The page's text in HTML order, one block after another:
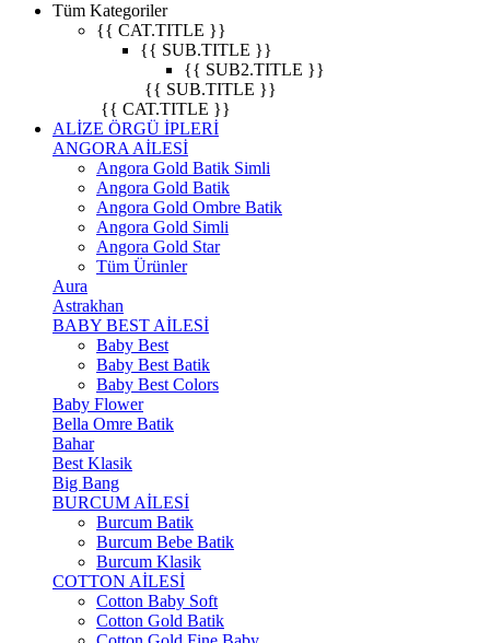
Tüm Kategoriler
{{ CAT.TITLE }}
{{ SUB.TITLE }}
{{ SUB2.TITLE }}
{{ SUB.TITLE }}
{{ CAT.TITLE }}
ALİZE ÖRGÜ İPLERİ
ANGORA AİLESİ
Angora Gold Batik Simli
Angora Gold Batik
Angora Gold Ombre Batik
Angora Gold Simli
Angora Gold Star
Tüm Ürünler
Aura
Astrakhan
BABY BEST AİLESİ
Baby Best
Baby Best Batik
Baby Best Colors
Baby Flower
Bella Omre Batik
Bahar
Best Klasik
Big Bang
BURCUM AİLESİ
Burcum Batik
Burcum Bebe Batik
Burcum Klasik
COTTON AİLESİ
Cotton Baby Soft
Cotton Gold Batik